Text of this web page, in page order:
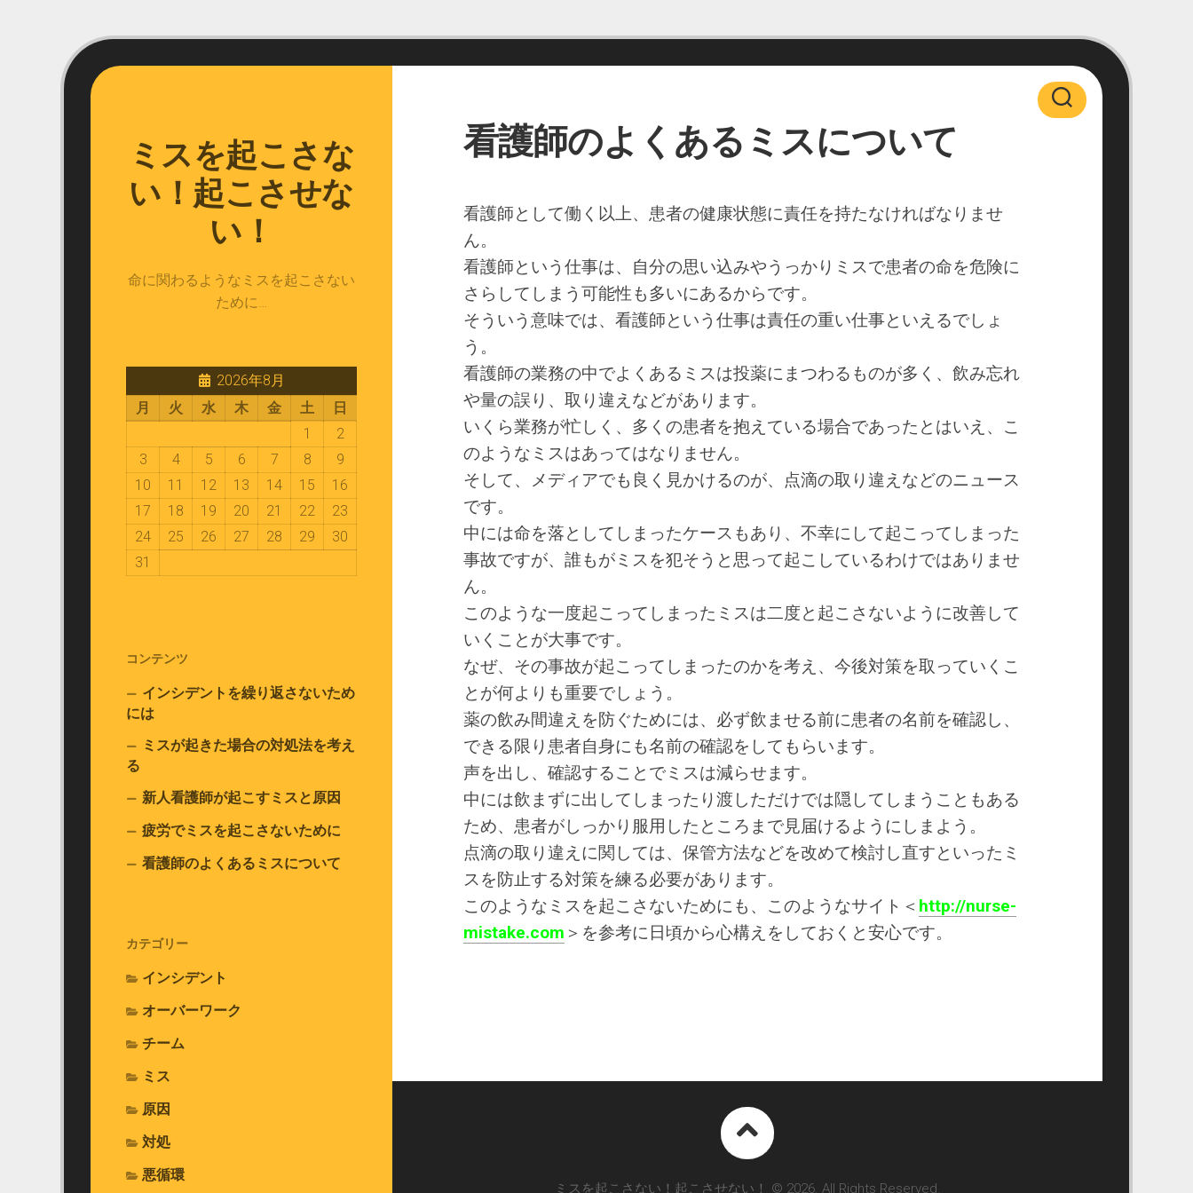
ミスを起こさな
い！起こさせな
い！
命に関わるようなミスを起こさない
ために…
2026年8月
月
火 水 木 金 土
日
1
2
3
4 5 6 7 8
9
10
11 12 13 14 15
16
17
18 19 20 21 22
23
24
25 26 27 28 29
30
31
コンテンツ
インシデントを繰り返さないため
には
ミスが起きた場合の対処法を考え
る
新人看護師が起こすミスと原因
疲労でミスを起こさないために
看護師のよくあるミスについて
カテゴリー
インシデント
オーバーワーク
チーム
ミス
原因
対処
悪循環
看護師のよくあるミスについて
看護師として働く以上、患者の健康状態に責任を持たなければなりませ
ん。
看護師という仕事は、自分の思い込みやうっかりミスで患者の命を危険に
さらしてしまう可能性も多いにあるからです。
そういう意味では、看護師という仕事は責任の重い仕事といえるでしょ
う。
看護師の業務の中でよくあるミスは投薬にまつわるものが多く、飲み忘れ
や量の誤り、取り違えなどがあります。
いくら業務が忙しく、多くの患者を抱えている場合であったとはいえ、こ
のようなミスはあってはなりません。
そして、メディアでも良く見かけるのが、点滴の取り違えなどのニュース
です。
中には命を落としてしまったケースもあり、不幸にして起こってしまった
事故ですが、誰もがミスを犯そうと思って起こしているわけではありませ
ん。
このような一度起こってしまったミスは二度と起こさないように改善して
いくことが大事です。
なぜ、その事故が起こってしまったのかを考え、今後対策を取っていくこ
とが何よりも重要でしょう。
薬の飲み間違えを防ぐためには、必ず飲ませる前に患者の名前を確認し、
できる限り患者自身にも名前の確認をしてもらいます。
声を出し、確認することでミスは減らせます。
中には飲まずに出してしまったり渡しただけでは隠してしまうこともある
ため、患者がしっかり服用したところまで見届けるようにしまよう。
点滴の取り違えに関しては、保管方法などを改めて検討し直すといったミ
スを防止する対策を練る必要があります。
このようなミスを起こさないためにも、このようなサイト＜ http://nurse-
mistake.com ＞を参考に日頃から心構えをしておくと安心です。
ミスを起こさない！起こさせない！ © 2026. All Rights Reserved.